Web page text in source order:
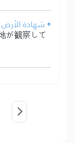
• شهادة
が観察して